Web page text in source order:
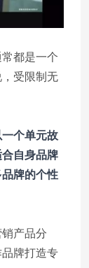
都是一个
受限制无
个单元故
自身品牌
牌的个性
产品分
牌打造专